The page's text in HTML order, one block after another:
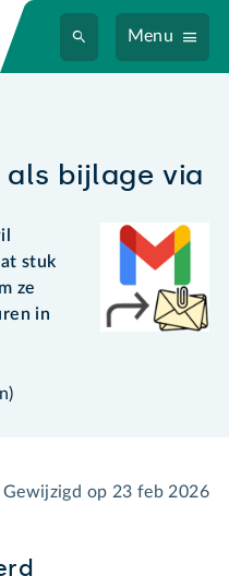
Menu
bijlage via
stuk
ze
in
)
Gewijzigd op 23 feb 2026